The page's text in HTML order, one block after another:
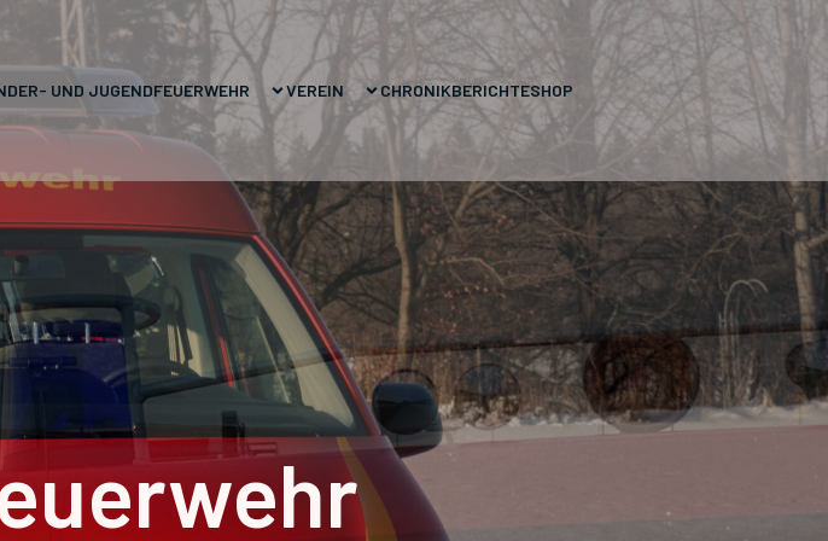
UND JUGENDFEUERWEHR VEREIN CHRONIKBERICHTESHOP